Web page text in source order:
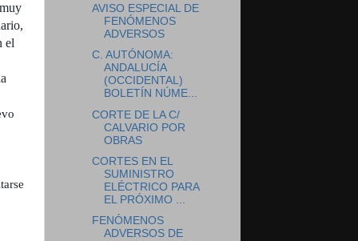
el
AVISO ESPECIAL DE
FENÓMENOS
ADVERSOS
C. AUTÓNOMA:
ANDALUCÍA
(OCCIDENTAL)
BOLETÍN NÚME...
CORTE DE LA C/
CALVARIO POR
OBRAS
CORTES EN EL
SUMINISTRO
ELÉCTRICO PARA
EL PRÓXIMO ...
FENÓMENOS
ADVERSOS DE